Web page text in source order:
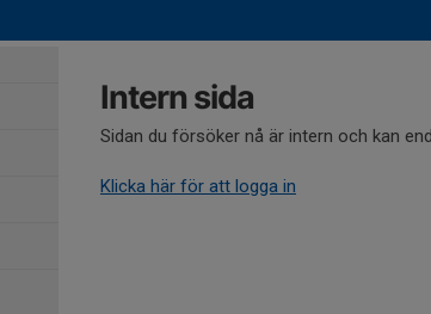
Intern sida
Sidan du försöker nå är intern och kan
Klicka här för att logga in